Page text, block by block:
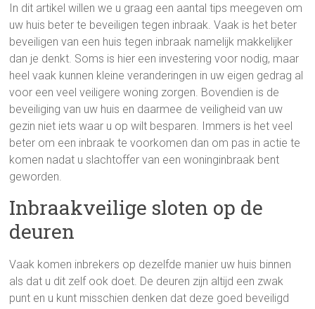
In dit artikel willen we u graag een aantal tips meegeven om
uw huis beter te beveiligen tegen inbraak. Vaak is het beter
beveiligen van een huis tegen inbraak namelijk makkelijker
dan je denkt. Soms is hier een investering voor nodig, maar
heel vaak kunnen kleine veranderingen in uw eigen gedrag al
voor een veel veiligere woning zorgen. Bovendien is de
beveiliging van uw huis en daarmee de veiligheid van uw
gezin niet iets waar u op wilt besparen. Immers is het veel
beter om een inbraak te voorkomen dan om pas in actie te
komen nadat u slachtoffer van een woninginbraak bent
geworden.
Inbraakveilige sloten op de
deuren
Vaak komen inbrekers op dezelfde manier uw huis binnen
als dat u dit zelf ook doet. De deuren zijn altijd een zwak
punt en u kunt misschien denken dat deze goed beveiligd